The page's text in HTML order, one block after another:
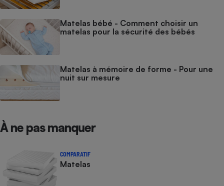
Matelas bébé - Comment choisir un
matelas pour la sécurité des bébés
Matelas à mémoire de forme - Pour une
nuit sur mesure
À ne pas manquer
COMPARATIF
Matelas